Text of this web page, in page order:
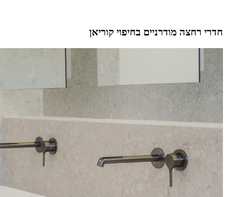
חדרי רחצה מודרניים בחיפוי קוריאן